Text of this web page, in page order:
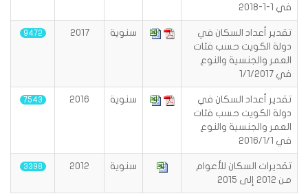
في 1-1-2018
تقدير أعداد السكان في
دولة الكويت حسب فئات
العمر والجنسية والنوع
في 1/1/2017
سنوية 2017
9472
تقدير أعداد السكان في
دولة الكويت حسب فئات
العمر والجنسية والنوع
في 2016/1/1
سنوية 2016
7543
تقديرات السكان للأعوام
من 2012 إلى 2015
سنوية 2012
3398